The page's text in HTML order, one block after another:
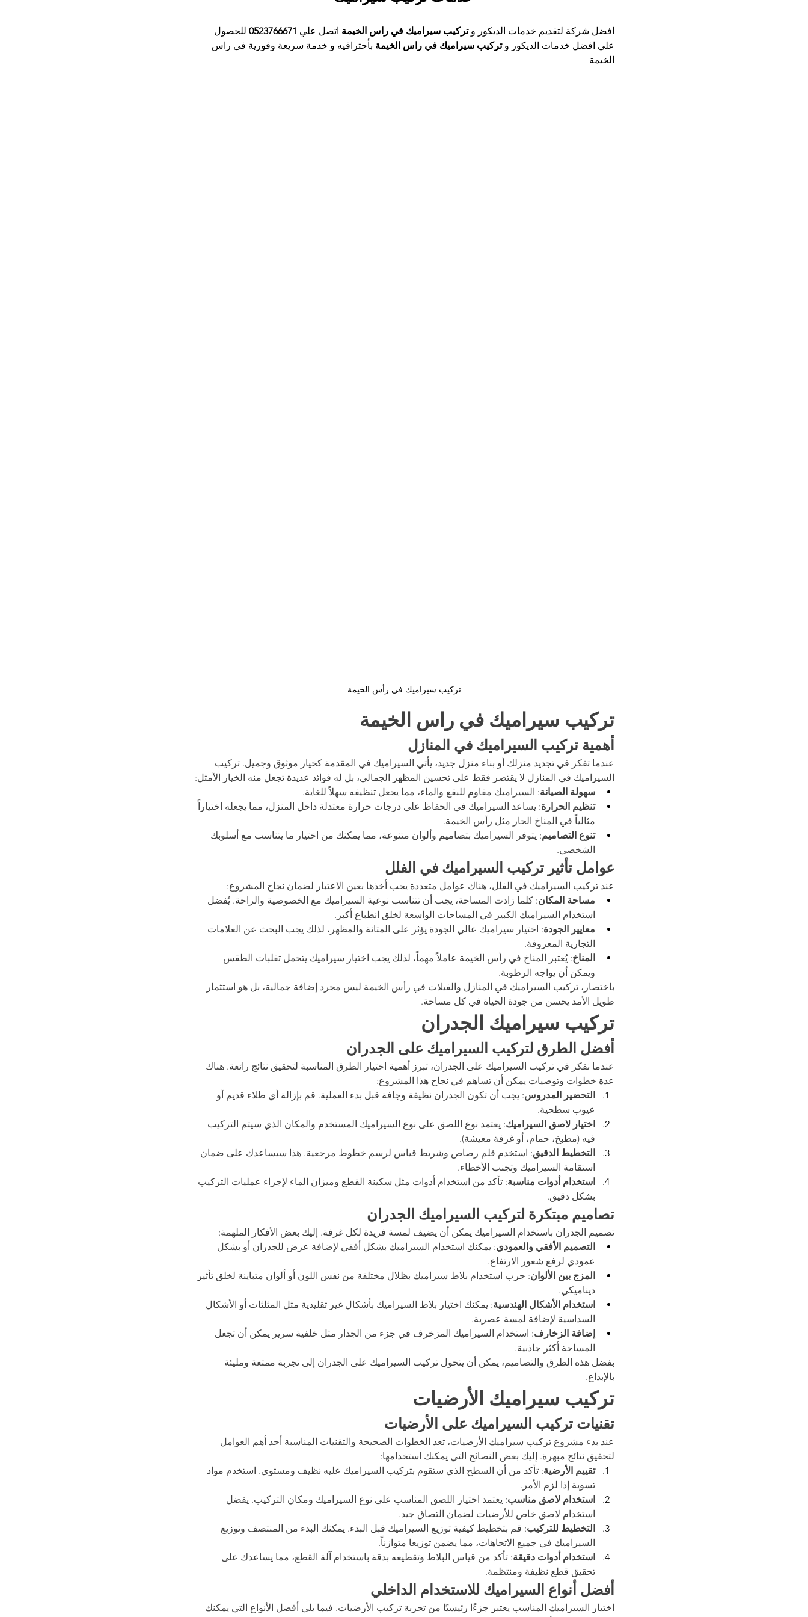
افضل شركة لتقديم خدمات الديكور و تركيب سيراميك في راس الخيمة اتصل علي 0523766671 للحصول
علي افضل خدمات الديكور و تركيب سيراميك في راس الخيمة بأحترافيه و خدمة سريعة وفورية في راس
الخيمة
تركيب سيراميك في رأس الخيمة
تركيب سيراميك في راس الخيمة
أهمية تركيب السيراميك في المنازل
عندما تفكر في تجديد منزلك أو بناء منزل جديد، يأتي السيراميك في المقدمة كخيار موثوق وجميل. تركيب
السيراميك في المنازل لا يقتصر فقط على تحسين المظهر الجمالي، بل له فوائد عديدة تجعل منه الخيار الأمثل:
سهولة الصيانة: السيراميك مقاوم للبقع والماء، مما يجعل تنظيفه سهلاً للغاية.
تنظيم الحرارة: يساعد السيراميك في الحفاظ على درجات حرارة معتدلة داخل المنزل، مما يجعله اختياراً
مثالياً في المناخ الحار مثل رأس الخيمة.
تنوع التصاميم: يتوفر السيراميك بتصاميم وألوان متنوعة، مما يمكنك من اختيار ما يتناسب مع أسلوبك
الشخصي.
عوامل تأثير تركيب السيراميك في الفلل
عند تركيب السيراميك في الفلل، هناك عوامل متعددة يجب أخذها بعين الاعتبار لضمان نجاح المشروع:
مساحة المكان: كلما زادت المساحة، يجب أن تتناسب نوعية السيراميك مع الخصوصية والراحة. يُفضل
استخدام السيراميك الكبير في المساحات الواسعة لخلق انطباع أكبر.
معايير الجودة: اختيار سيراميك عالي الجودة يؤثر على المتانة والمظهر، لذلك يجب البحث عن العلامات
التجارية المعروفة.
المناخ: يُعتبر المناخ في رأس الخيمة عاملاً مهماً، لذلك يجب اختيار سيراميك يتحمل تقلبات الطقس
ويمكن أن يواجه الرطوبة.
باختصار، تركيب السيراميك في المنازل والفيلات في رأس الخيمة ليس مجرد إضافة جمالية، بل هو استثمار
طويل الأمد يحسن من جودة الحياة في كل مساحة.
تركيب سيراميك الجدران
أفضل الطرق لتركيب السيراميك على الجدران
عندما نفكر في تركيب السيراميك على الجدران، تبرز أهمية اختيار الطرق المناسبة لتحقيق نتائج رائعة. هناك
عدة خطوات وتوصيات يمكن أن تساهم في نجاح هذا المشروع:
التحضير المدروس: يجب أن تكون الجدران نظيفة وجافة قبل بدء العملية. قم بإزالة أي طلاء قديم أو
عيوب سطحية.
اختيار لاصق السيراميك: يعتمد نوع اللصق على نوع السيراميك المستخدم والمكان الذي سيتم التركيب
فيه (مطبخ، حمام، أو غرفة معيشة).
التخطيط الدقيق: استخدم قلم رصاص وشريط قياس لرسم خطوط مرجعية. هذا سيساعدك على ضمان
استقامة السيراميك وتجنب الأخطاء.
استخدام أدوات مناسبة: تأكد من استخدام أدوات مثل سكينة القطع وميزان الماء لإجراء عمليات التركيب
بشكل دقيق.
تصاميم مبتكرة لتركيب السيراميك الجدران
تصميم الجدران باستخدام السيراميك يمكن أن يضيف لمسة فريدة لكل غرفة. إليك بعض الأفكار الملهمة:
التصميم الأفقي والعمودي: يمكنك استخدام السيراميك بشكل أفقي لإضافة عرض للجدران أو بشكل
عمودي لرفع شعور الارتفاع.
المزج بين الألوان: جرب استخدام بلاط سيراميك بظلال مختلفة من نفس اللون أو ألوان متباينة لخلق تأثير
ديناميكي.
استخدام الأشكال الهندسية: يمكنك اختيار بلاط السيراميك بأشكال غير تقليدية مثل المثلثات أو الأشكال
السداسية لإضافة لمسة عصرية.
إضافة الزخارف: استخدام السيراميك المزخرف في جزء من الجدار مثل خلفية سرير يمكن أن تجعل
المساحة أكثر جاذبية.
بفضل هذه الطرق والتصاميم، يمكن أن يتحول تركيب السيراميك على الجدران إلى تجربة ممتعة ومليئة
بالإبداع.
تركيب سيراميك الأرضيات
تقنيات تركيب السيراميك على الأرضيات
عند بدء مشروع تركيب سيراميك الأرضيات، تعد الخطوات الصحيحة والتقنيات المناسبة أحد أهم العوامل
لتحقيق نتائج مبهرة. إليك بعض النصائح التي يمكنك استخدامها:
تقييم الأرضية: تأكد من أن السطح الذي ستقوم بتركيب السيراميك عليه نظيف ومستوي. استخدم مواد
تسوية إذا لزم الأمر.
استخدام لاصق مناسب: يعتمد اختيار اللصق المناسب على نوع السيراميك ومكان التركيب. يفضل
استخدام لاصق خاص للأرضيات لضمان التصاق جيد.
التخطيط للتركيب: قم بتخطيط كيفية توزيع السيراميك قبل البدء. يمكنك البدء من المنتصف وتوزيع
السيراميك في جميع الاتجاهات، مما يضمن توزيعا متوازناً.
استخدام أدوات دقيقة: تأكد من قياس البلاط وتقطيعه بدقة باستخدام آلة القطع، مما يساعدك على
تحقيق قطع نظيفة ومنتظمة.
أفضل أنواع السيراميك للاستخدام الداخلي
اختيار السيراميك المناسب يعتبر جزءًا رئيسيًا من تجربة تركيب الأرضيات. فيما يلي أفضل الأنواع التي يمكنك